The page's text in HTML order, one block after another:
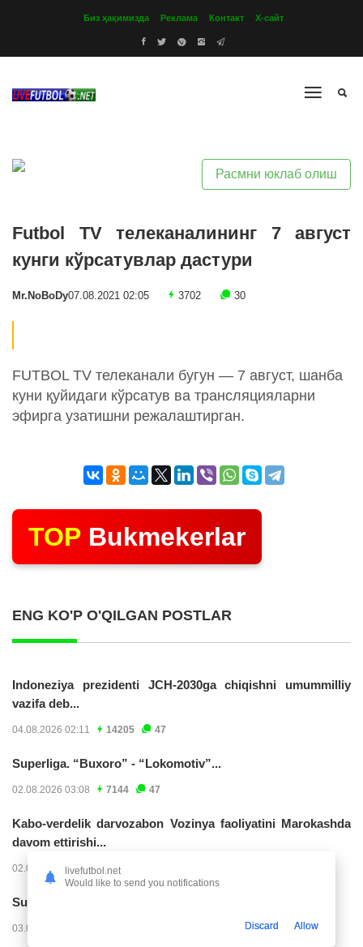
Биз ҳақимизда Реклама Контакт Х-сайт
Расмни юклаб олиш
Futbol TV телеканалининг 7 август
кунги кўрсатувлар дастури
Mr.NoBoDy07.08.2021 02:05 3702 30
FUTBOL TV телеканали бугун — 7 август, шанба
куни қуйидаги кўрсатув ва трансляцияларни
эфирга узатишни режалаштирган.
TOP Bukmekerlar
ENG KO'P O'QILGAN POSTLAR
Indoneziya prezidenti JCH-2030ga chiqishni umummilliy
vazifa deb...
04.08.2026 02:11 14205 47
Superliga. “Buxoro” - “Lokomotiv”...
02.08.2026 03:08 7144 47
Kabo-verdelik darvozabon Vozinya faoliyatini Marokashda
davom ettirishi...
02.08.2026 01:08 3885
Superliga. "Dinamo" – "Neftchi" (matnli...
03.08.2026 20:32
livefutbol.net
Would like to send you notifications
Discard Allow